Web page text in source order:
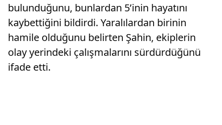
bulunduğunu, bunlardan 5’inin hayatını
kaybettiğini bildirdi. Yaralılardan birinin
hamile olduğunu belirten Şahin, ekiplerin
olay yerindeki çalışmalarını sürdürdüğünü
ifade etti.